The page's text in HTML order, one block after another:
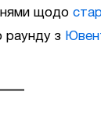
щодо
раунду з